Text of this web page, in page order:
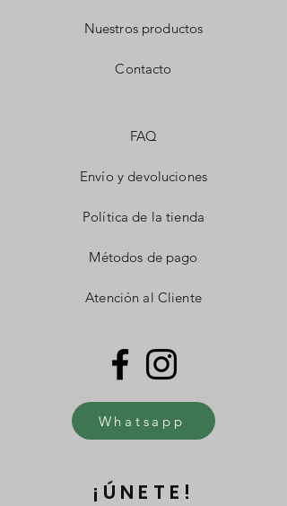
Nuestros productos
Contacto
FAQ
Envío y devoluciones
Política de la tienda
Métodos de pago
Atención al Cliente
Whatsapp
¡ÚNETE!